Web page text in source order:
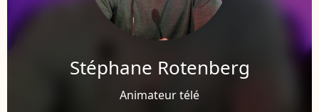
Stéphane Rotenberg
Animateur télé